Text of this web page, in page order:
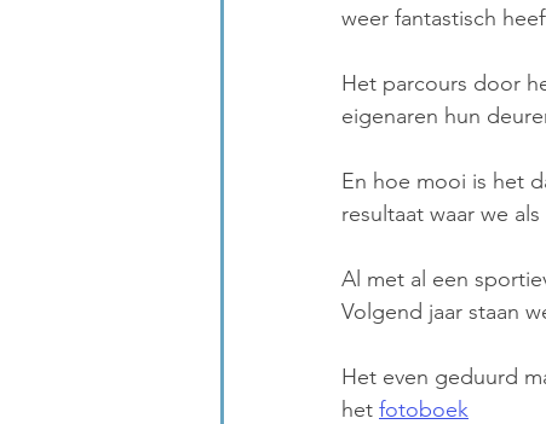
weer fantastisch
Het parcours door
eigenaren hun
En hoe mooi is het
resultaat waar we
Al met al een
Volgend jaar staan
Het even geduurd
het fotoboek